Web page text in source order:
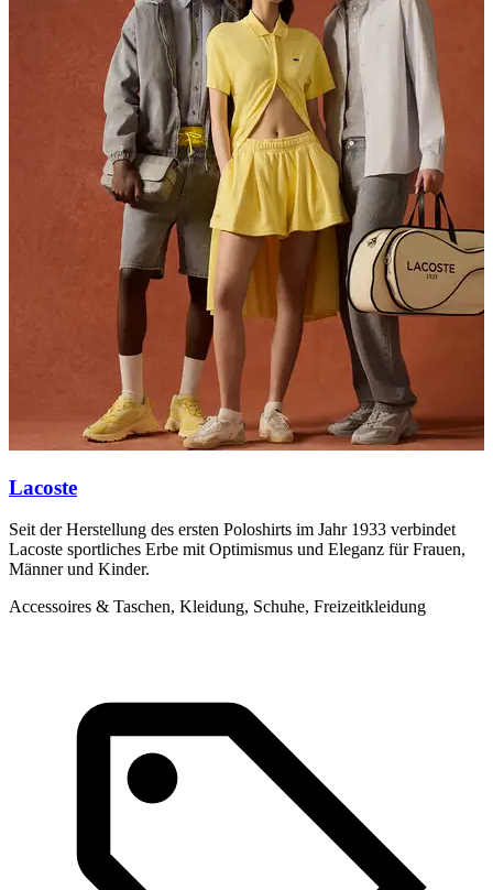
Lacoste
Seit der Herstellung des ersten Poloshirts im Jahr 1933 verbindet
Lacoste sportliches Erbe mit Optimismus und Eleganz für Frauen,
Männer und Kinder.
Accessoires & Taschen, Kleidung, Schuhe, Freizeitkleidung